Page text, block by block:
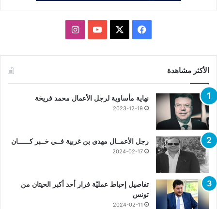
فيسبوك يوتيوبانستقرام
الأكثر مشاهدة
نهاية مأساوية لرجل الأعمال محمد فريخة
2023-12-19
رجل الأعمــال مهدي بن غربية فــي خــبر كــــــان
2024-02-17
تفاصيل إحباط عمليّة فرار أحد أكبر الحيتان من
تونس
2024-02-11